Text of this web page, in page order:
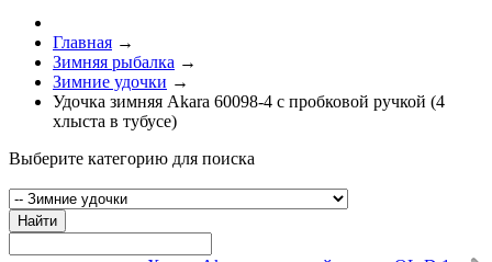
Главная →
Зимняя рыбалка →
Зимние удочки →
Удочка зимняя Akara 60098-4 с пробковой ручкой (4
хлыста в тубусе)
Выберите категорию для поиска
Найти